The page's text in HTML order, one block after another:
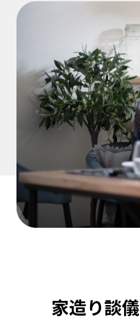
家造り談儀